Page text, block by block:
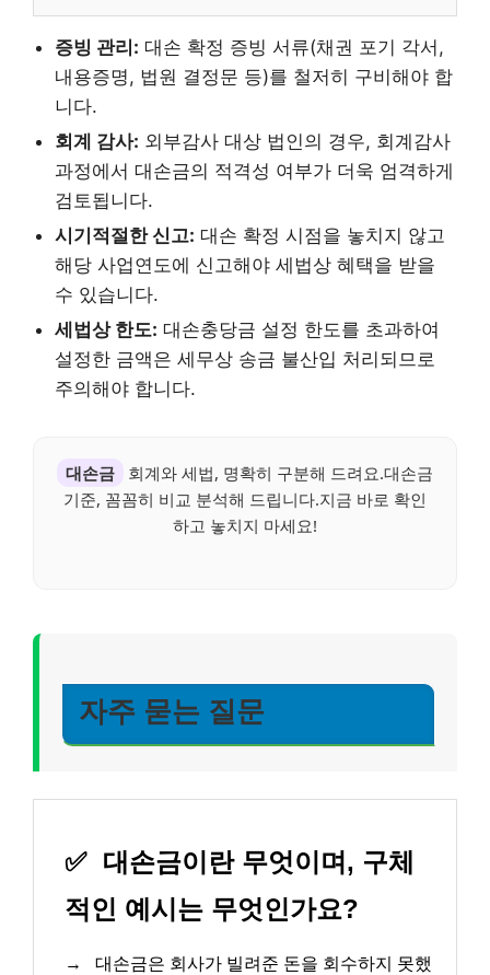
증빙 관리: 대손 확정 증빙 서류(채권 포기 각서,
내용증명, 법원 결정문 등)를 철저히 구비해야 합
니다.
회계 감사: 외부감사 대상 법인의 경우, 회계감사
과정에서 대손금의 적격성 여부가 더욱 엄격하게
검토됩니다.
시기적절한 신고: 대손 확정 시점을 놓치지 않고
해당 사업연도에 신고해야 세법상 혜택을 받을
수 있습니다.
세법상 한도: 대손충당금 설정 한도를 초과하여
설정한 금액은 세무상 송금 불산입 처리되므로
주의해야 합니다.
대손금
회계와 세법, 명확히 구분해 드려요.대손금
기준, 꼼꼼히 비교 분석해 드립니다.지금 바로 확인
하고 놓치지 마세요!
자주 묻는 질문
✅ 대손금이란 무엇이며, 구체
적인 예시는 무엇인가요?
→
대손금은 회사가 빌려준 돈을 회수하지 못했